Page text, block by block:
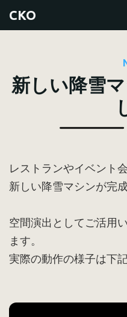
CKO
新しい降雪
レストランやイベント
新しい降雪マシンが完
空間演出としてご活用
ます。
実際の動作の様子は下